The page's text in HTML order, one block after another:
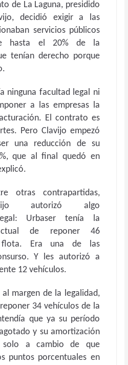
de La Laguna, presidido
decidió exigir a las
servicios públicos
hasta el 20% de la
tenían derecho porque
ninguna facultad legal ni
a las empresas la
El contrato es
Pero Clavijo empezó
una reducción de su
que al final quedó en
otras contrapartidas,
autorizó algo
Urbaser tenía la
de reponer 46
Era una de las
Y les autorizó a
12 vehículos.
al margen de la legalidad,
34 vehículos de la
que ya su período
y su amortización
solo a cambio de que
puntos porcentuales en